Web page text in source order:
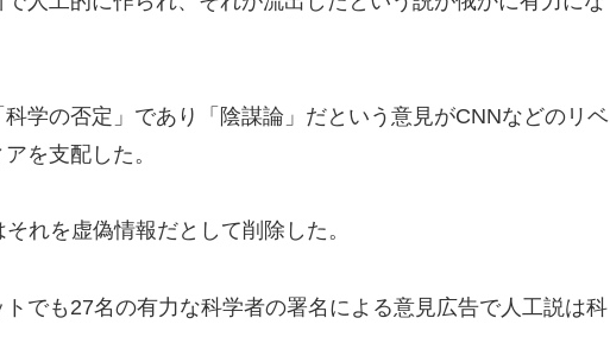
学の否定」であり「陰謀論」だという意見がCNNなどのリベ
を支配した。
れを虚偽情報だとして削除した。
でも27名の有力な科学者の署名による意見広告で人工説は科